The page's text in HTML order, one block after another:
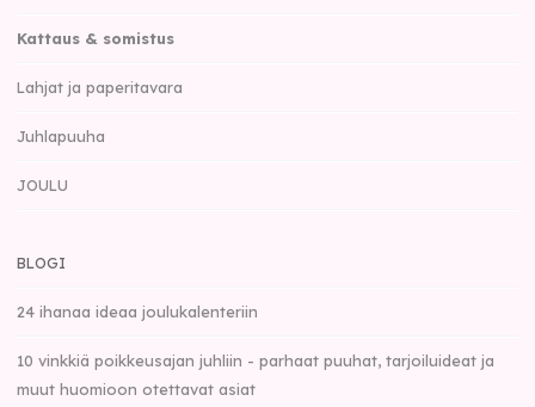
Kattaus & somistus
Lahjat ja paperitavara
Juhlapuuha
JOULU
BLOGI
24 ihanaa ideaa joulukalenteriin
10 vinkkiä poikkeusajan juhliin - parhaat puuhat, tarjoiluideat ja
muut huomioon otettavat asiat